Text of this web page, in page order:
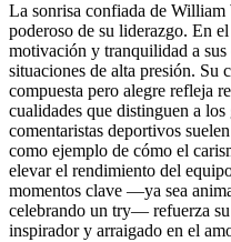
La sonrisa confiada de
poderoso de su liderazgo. En
motivación y tranquilidad a sus
situaciones de alta presión. Su
compuesta pero alegre refleja
cualidades que distinguen a
comentaristas deportivos
como ejemplo de cómo el
elevar el rendimiento del
momentos clave —ya sea
celebrando un try— refuerza
inspirador y arraigado en el